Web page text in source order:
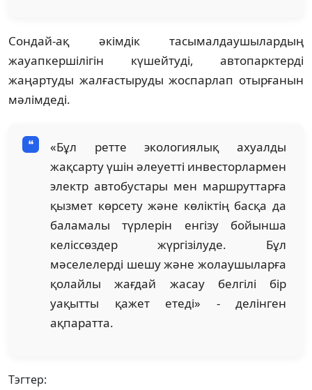
Сондай-ақ әкімдік тасымалдаушылардың
жауапкершілігін күшейтуді, автопарктерді
жаңартуды жалғастыруды жоспарлап отырғанын
мәлімдеді.
«Бұл ретте экологиялық ахуалды
жақсарту үшін әлеуетті инвесторлармен
электр автобустары мен маршруттарға
қызмет көрсету және көліктің басқа да
баламалы түрлерін енгізу бойынша
келіссөздер жүргізілуде. Бұл
мәселелерді шешу және жолаушыларға
қолайлы жағдай жасау белгілі бір
уақытты қажет етеді» - делінген
ақпаратта.
Тэгтер: